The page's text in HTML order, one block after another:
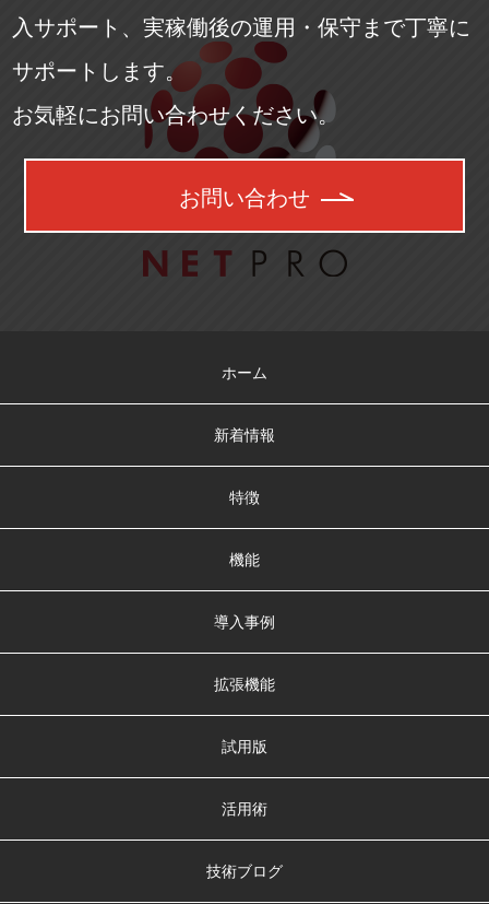
入サポート、実稼働後の運用・保守まで丁寧に
サポートします。
お気軽にお問い合わせください。
お問い合わせ
ホーム
新着情報
特徴
機能
導入事例
拡張機能
試用版
活用術
技術ブログ